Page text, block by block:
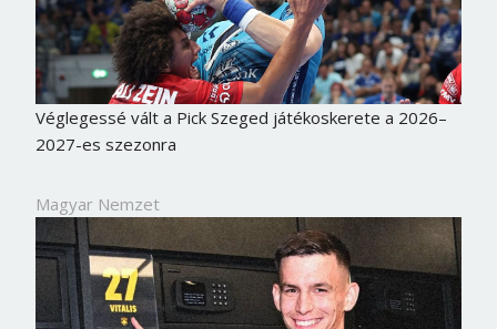
Véglegessé vált a Pick Szeged játékoskerete a 2026–
2027-es szezonra
Magyar Nemzet